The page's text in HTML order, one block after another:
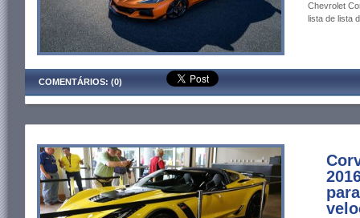
Chevrolet
lista de lista
COMENTÁRIOS: (0)